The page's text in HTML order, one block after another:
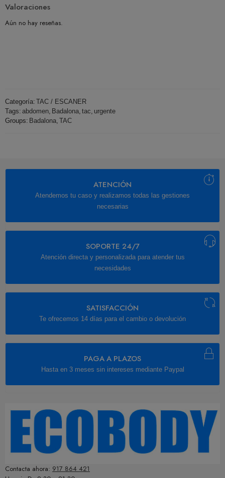
Valoraciones
Aún no hay reseñas.
Categoría: TAC / ESCANER
Tags: abdomen Badalona tac urgente
Groups: Badalona TAC
ATENCIÓN
Atendemos tu caso y realizamos todas las gestiones
necesarias
SOPORTE 24/7
Atención directa y personalizada para atender tus
necesidades
SATISFACCIÓN
Te ofrecemos 14 días para el cambio o devolución
PAGA A PLAZOS
Hasta en 3 meses sin intereses mediante Paypal
Contacta ahora: 917 864 421